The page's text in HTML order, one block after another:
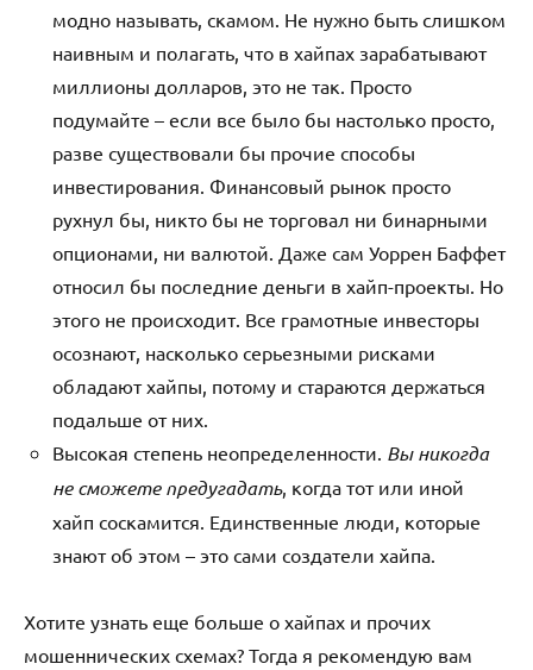
модно называть, скамом. Не нужно быть слишком
наивным и полагать, что в хайпах зарабатывают
миллионы долларов, это не так. Просто
подумайте – если все было бы настолько просто,
разве существовали бы прочие способы
инвестирования. Финансовый рынок просто
рухнул бы, никто бы не торговал ни бинарными
опционами, ни валютой. Даже сам Уоррен Баффет
относил бы последние деньги в хайп-проекты. Но
этого не происходит. Все грамотные инвесторы
осознают, насколько серьезными рисками
обладают хайпы, потому и стараются держаться
подальше от них.
Высокая степень неопределенности. Вы никогда
не сможете предугадать, когда тот или иной
хайп соскамится. Единственные люди, которые
знают об этом – это сами создатели хайпа.
Хотите узнать еще больше о хайпах и прочих
мошеннических схемах? Тогда я рекомендую вам